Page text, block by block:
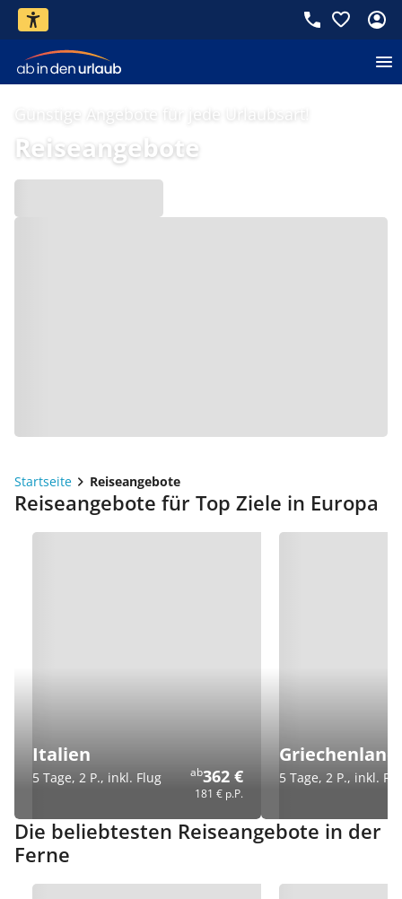
Günstige Angebote für jede Urlaubsart!
Reiseangebote
Startseite Reiseangebote
Reiseangebote für Top Ziele in Europa
Italien
5 Tage, 2 P., inkl. Flug ab362 €
181 € p.P.
Griechenland
5 Tage, 2 P., inkl.
Die beliebtesten Reiseangebote in der
Ferne